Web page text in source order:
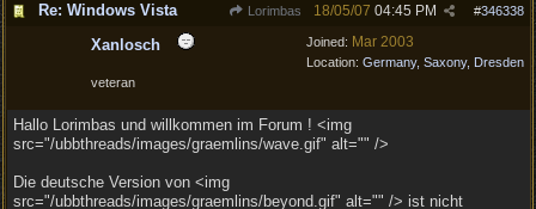
Re: Windows Vista Lorimbas #346338
18/05/07 04:45 PM
Joined: Mar 2003
Location: Germany, Saxony, Dresden
Xanlosch
veteran
Hallo Lorimbas und willkommen im Forum ! <img
src="/ubbthreads/images/graemlins/wave.gif" alt="" />
Die deutsche Version von <img
src="/ubbthreads/images/graemlins/beyond.gif" alt="" /> ist nicht